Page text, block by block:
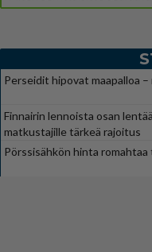
Perseidit hipovat maapalloa
Finnairin lennoista osan
matkustajille tärkeä rajoitus
Pörssisähkön hinta